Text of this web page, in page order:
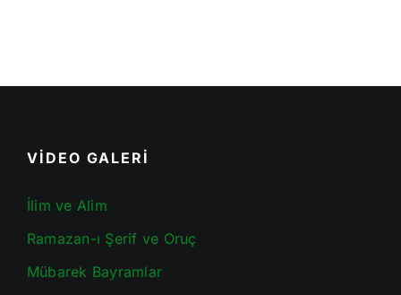
VİDEO GALERİ
İlim ve Alim
Ramazan-ı Şerif ve Oruç
Mübarek Bayramlar